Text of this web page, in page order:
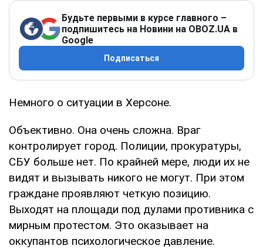
Будьте первыми в курсе главного –
подпишитесь на Новини на OBOZ.UA в
Google
Подписаться
Немного о ситуации в Херсоне.
Объективно. Она очень сложна. Враг
контролирует город. Полиции, прокуратуры,
СБУ больше нет. По крайней мере, люди их не
видят и вызывать никого не могут. При этом
граждане проявляют четкую позицию.
Выходят на площади под дулами противника с
мирным протестом. Это оказывает на
оккупантов психологическое давление.